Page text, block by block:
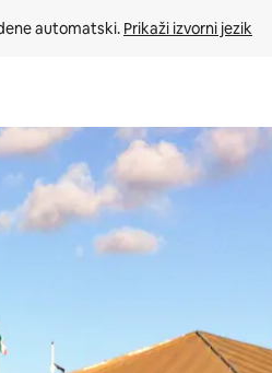
automatski. Prikaži izvorni jezik